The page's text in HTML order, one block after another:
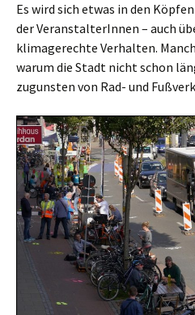
Es wird sich etwas in den
der VeranstalterInnen – auch
klimagerechte Verhalten.
warum die Stadt nicht schon
zugunsten von Rad- und